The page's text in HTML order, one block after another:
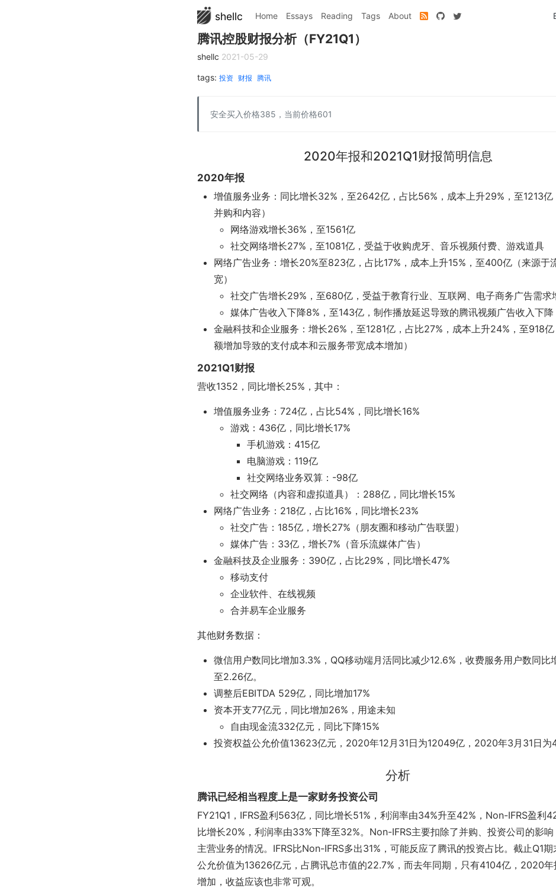
shellc Home Essays Reading Tags About
腾讯控股财报分析（FY21Q1）
shellc 2021-05-29
tags: 投资 财报 腾讯
安全买入价格385，当前价格601
2020年报和2021Q1财报简明信息
2020年报
增值服务业务：同比增长32%，至2642亿，占比56%，成本上升29%，至1213亿
并购和内容）
网络游戏增长36%，至1561亿
社交网络增长27%，至1081亿，受益于收购虎牙、音乐视频付费、游戏道具
网络广告业务：增长20%至823亿，占比17%，成本上升15%，至400亿（来源于
宽）
社交广告增长29%，至680亿，受益于教育行业、互联网、电子商务广告需求
媒体广告收入下降8%，至143亿，制作播放延迟导致的腾讯视频广告收入下降
金融科技和企业服务：增长26%，至1281亿，占比27%，成本上升24%，至918
额增加导致的支付成本和云服务带宽成本增加）
2021Q1财报
营收1352，同比增长25%，其中：
增值服务业务：724亿，占比54%，同比增长16%
游戏：436亿，同比增长17%
手机游戏：415亿
电脑游戏：119亿
社交网络业务双算：-98亿
社交网络（内容和虚拟道具）：288亿，同比增长15%
网络广告业务：218亿，占比16%，同比增长23%
社交广告：185亿，增长27%（朋友圈和移动广告联盟）
媒体广告：33亿，增长7%（音乐流媒体广告）
金融科技及企业服务：390亿，占比29%，同比增长47%
移动支付
企业软件、在线视频
合并易车企业服务
其他财务数据：
微信用户数同比增加3.3%，QQ移动端月活同比减少12.6%，收费服务用户数同比
至2.26亿。
调整后EBITDA 529亿，同比增加17%
资本开支77亿元，同比增加26%，用途未知
自由现金流332亿元，同比下降15%
投资权益公允价值13623亿元，2020年12月31日为12049亿，2020年3月31日为
分析
腾讯已经相当程度上是一家财务投资公司
FY21Q1，IFRS盈利563亿，同比增长51%，利润率由34%升至42%，Non-IFRS盈利
比增长20%，利润率由33%下降至32%。Non-IFRS主要扣除了并购、投资公司的影响
主营业务的情况。IFRS比Non-IFRS多出31%，可能反应了腾讯的投资占比。截止Q1期
公允价值为13626亿元，占腾讯总市值的22.7%，而去年同期，只有4104亿，2020年
增加，收益应该也非常可观。